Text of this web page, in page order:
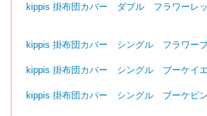
kippis 掛布団カバー ダブル フラワーレ
kippis 掛布団カバー シングル フラワー
kippis 掛布団カバー シングル ブーケイ
kippis 掛布団カバー シングル ブーケピ